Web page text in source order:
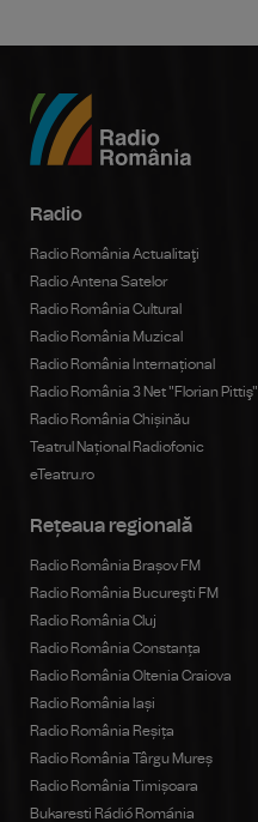
Radio
Radio România Actualitaţi
Radio Antena Satelor
Radio România Cultural
Radio România Muzical
Radio România Internațional
Radio România 3 Net "Florian Pittiş"
Radio România Chișinău
Teatrul Național Radiofonic
eTeatru.ro
Rețeaua regională
Radio România Brașov FM
Radio România Bucureşti FM
Radio România Cluj
Radio România Constanța
Radio România Oltenia Craiova
Radio România Iași
Radio România Reșița
Radio România Târgu Mureș
Radio România Timișoara
Bukaresti Rádió Románia